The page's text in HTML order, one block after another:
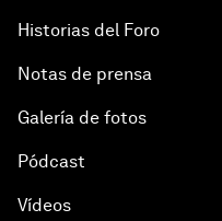
Historias del Foro
Notas de prensa
Galería de fotos
Pódcast
Vídeos